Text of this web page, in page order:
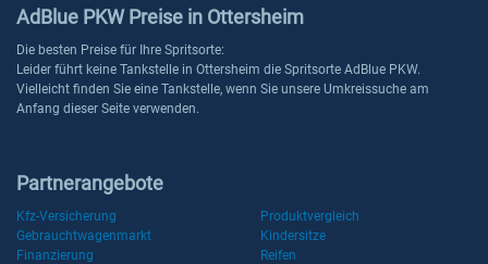
AdBlue PKW Preise in Ottersheim
Die besten Preise für Ihre Spritsorte:
Leider führt keine Tankstelle in Ottersheim die Spritsorte AdBlue PKW.
Vielleicht finden Sie eine Tankstelle, wenn Sie unsere Umkreissuche am
Anfang dieser Seite verwenden.
Partnerangebote
Kfz-Versicherung
Produktvergleich
Gebrauchtwagenmarkt
Kindersitze
Finanzierung
Reifen